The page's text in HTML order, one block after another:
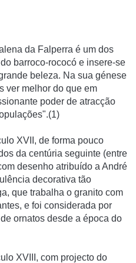
da Falperra é um dos
barroco-rococó e insere-se
beleza. Na sua génese
ver melhor do que em
poder de atracção
XVII, de forma pouco
da centúria seguinte (entre
desenho atribuído a André
decorativa tão
que trabalha o granito com
e foi considerada por
ornatos desde a época do
XVIII, com projecto do